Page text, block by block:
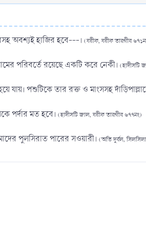
অবশ্যই হাজির হবে---। (যয়ীফ, যয়ীফ তারগীব
পরিবর্তে রয়েছে একটি করে নেকী। (হাদীসটি
যায়। পশুটিকে তার রক্ত ও মাংসসহ
পর্দার মত হবে। (হাদীসটি জাল, যয়ীফ তারগীব ৬৭৭নং)
পুলসিরাত পারের সওয়ারী। (অতি দুর্বল,